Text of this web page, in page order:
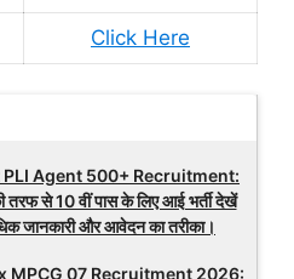
Click Here
Agent 500+ Recruitment:
तरफ से 10 वीं पास के लिए आई भर्ती देखें
जानकारी और आवेदन का तरीका।
MPCG 07 Recruitment 2026: